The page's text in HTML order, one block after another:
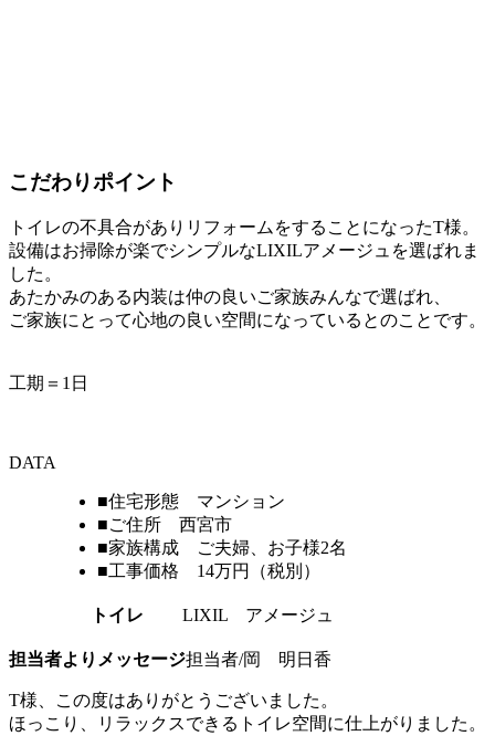
こだわりポイント
トイレの不具合がありリフォームをすることになったT様。
設備はお掃除が楽でシンプルなLIXILアメージュを選ばれま
した。
あたかみのある内装は仲の良いご家族みんなで選ばれ、
ご家族にとって心地の良い空間になっているとのことです。
工期＝1日
DATA
■住宅形態 マンション
■ご住所 西宮市
■家族構成 ご夫婦、お子様2名
■工事価格 14万円（税別）
トイレ LIXIL アメージュ
担当者よりメッセージ担当者/岡 明日香
T様、この度はありがとうございました。
ほっこり、リラックスできるトイレ空間に仕上がりました。